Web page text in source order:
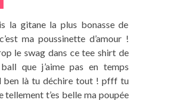
la gitane la plus bonasse de
c’est ma poussinette d’amour !
le swag dans ce tee shirt de
que j’aime pas en temps
ben là tu déchire tout ! pfff tu
tellement t’es belle ma poupée